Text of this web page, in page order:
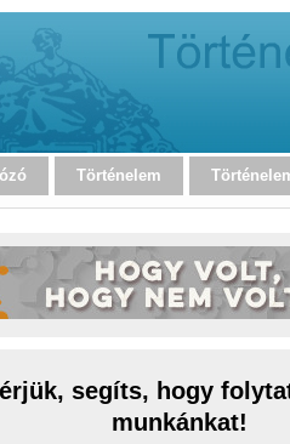
Történelem
segíts, hogy
munkánkat!